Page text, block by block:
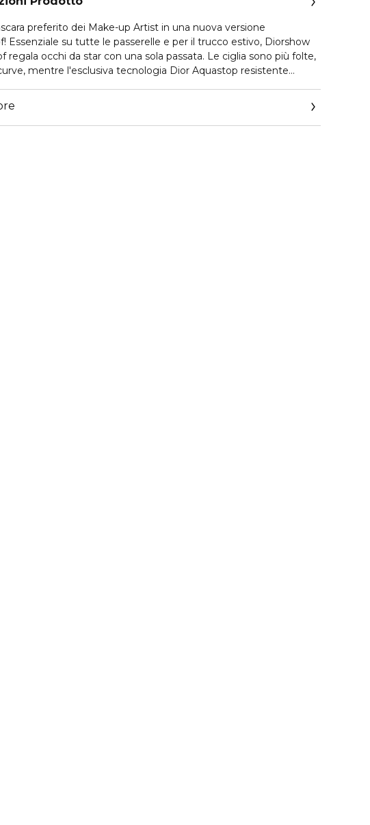
preferito dei Make-up Artist in una nuova versione
Essenziale su tutte le passerelle e per il trucco estivo, Diorshow
regala occhi da star con una sola passata. Le ciglia sono più folte,
mentre l'esclusiva tecnologia Dior Aquastop resistente